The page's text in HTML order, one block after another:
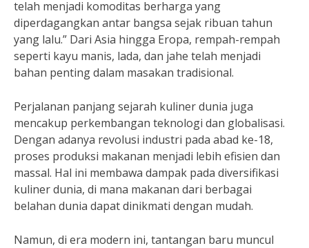
telah menjadi komoditas berharga yang
diperdagangkan antar bangsa sejak ribuan tahun
yang lalu.” Dari Asia hingga Eropa, rempah-rempah
seperti kayu manis, lada, dan jahe telah menjadi
bahan penting dalam masakan tradisional.
Perjalanan panjang sejarah kuliner dunia juga
mencakup perkembangan teknologi dan globalisasi.
Dengan adanya revolusi industri pada abad ke-18,
proses produksi makanan menjadi lebih efisien dan
massal. Hal ini membawa dampak pada diversifikasi
kuliner dunia, di mana makanan dari berbagai
belahan dunia dapat dinikmati dengan mudah.
Namun, di era modern ini, tantangan baru muncul